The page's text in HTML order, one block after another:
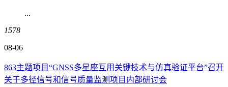
...
1578
08-06
863主题项目“GNSS多星座互用关键技术与仿真验证平台”召开
关于多径信号和信号质量监测项目内部研讨会